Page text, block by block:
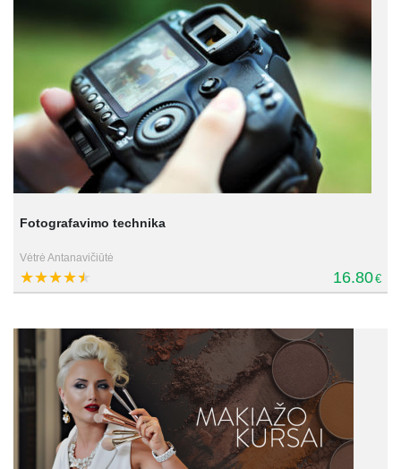
Fotografavimo technika
Vėtrė Antanavičiūtė
16.80€